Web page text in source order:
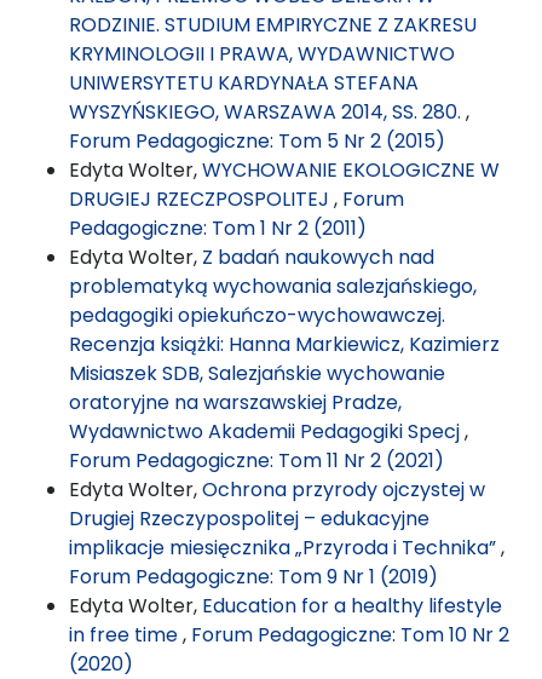
RODZINIE. STUDIUM EMPIRYCZNE Z ZAKRESU
KRYMINOLOGII I PRAWA, WYDAWNICTWO
UNIWERSYTETU KARDYNAŁA STEFANA
WYSZYŃSKIEGO, WARSZAWA 2014, SS. 280. ,
Forum Pedagogiczne: Tom 5 Nr 2 (2015)
Edyta Wolter,WYCHOWANIE EKOLOGICZNE W
DRUGIEJ RZECZPOSPOLITEJ , Forum
Pedagogiczne: Tom 1 Nr 2 (2011)
Edyta Wolter, Z badań naukowych nad
problematyką wychowania salezjańskiego,
pedagogiki opiekuńczo-wychowawczej.
Recenzja książki: Hanna Markiewicz, Kazimierz
Misiaszek SDB, Salezjańskie wychowanie
oratoryjne na warszawskiej Pradze,
Wydawnictwo Akademii Pedagogiki Specj,
Forum Pedagogiczne: Tom 11 Nr 2 (2021)
Edyta Wolter,Ochrona przyrody ojczystej w
Drugiej Rzeczypospolitej – edukacyjne
implikacje miesięcznika „Przyroda i Technika”,
Forum Pedagogiczne: Tom 9 Nr 1 (2019)
Edyta Wolter, Education for a healthy lifestyle
in free time, Forum Pedagogiczne: Tom 10 Nr 2
(2020)